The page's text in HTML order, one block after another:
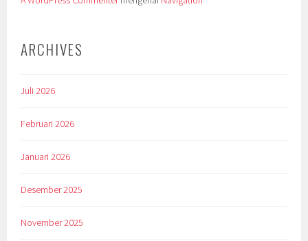
ARCHIVES
Juli 2026
Februari 2026
Januari 2026
Desember 2025
November 2025